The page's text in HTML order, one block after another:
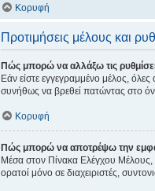
Κορυφή
Προτιμήσεις μέλους και
Πώς μπορώ να αλλάξω τις
Εάν είστε εγγεγραμμένο μέλος,
συνήθως να βρεθεί πατώντας στο
Κορυφή
Πώς μπορώ να αποτρέψω την
Μέσα στον Πίνακα Ελέγχου Μέλους,
ορατοί μόνο σε διαχειριστές,